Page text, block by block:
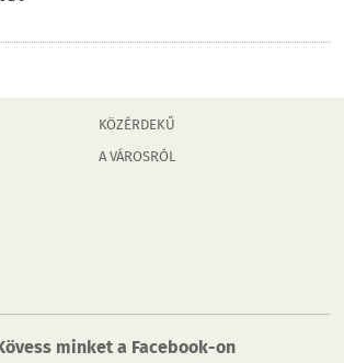
KÖZÉRDEKŰ
A VÁROSRÓL
minket a Facebook-on